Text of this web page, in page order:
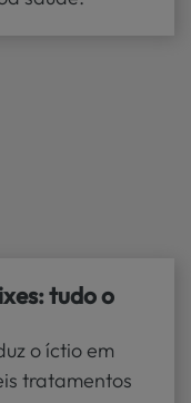
o íctio em
tratamentos